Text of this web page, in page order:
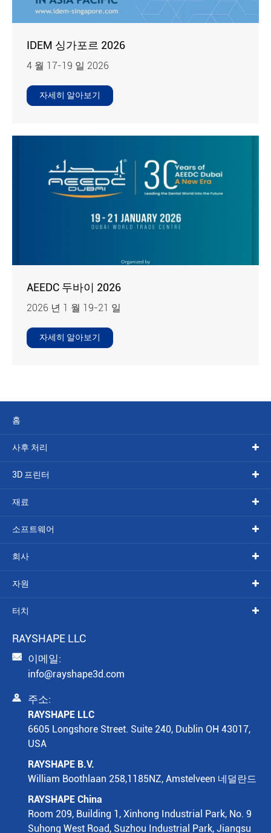
IDEM 싱가포르 2026
4 월 17-19 일 2026
자세히 알아보기
AEEDC 두바이 2026
2026 년 1 월 19-21 일
자세히 알아보기
홈
사후 처리
3D 프린터
재료
소프트웨어
회사
자원
터치
RAYSHAPE LLC
 이메일:
info@rayshape3d.com
 주소:
RAYSHAPE LLC
6605 Longshore Street. Suite 240, Dublin OH 43017,
USA
RAYSHAPE B.V.
William Boothlaan 258,1185NZ, Amstelveen 네덜란드
RAYSHAPE China
Room 209, Building 1, Xinhong Industrial Park, No. 9
Suhong West Road, Suzhou Industrial Park, Jiangsu